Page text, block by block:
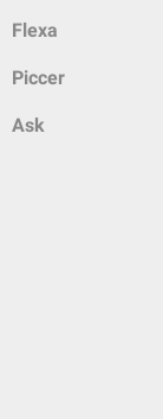
Flexa
Piccer
Ask